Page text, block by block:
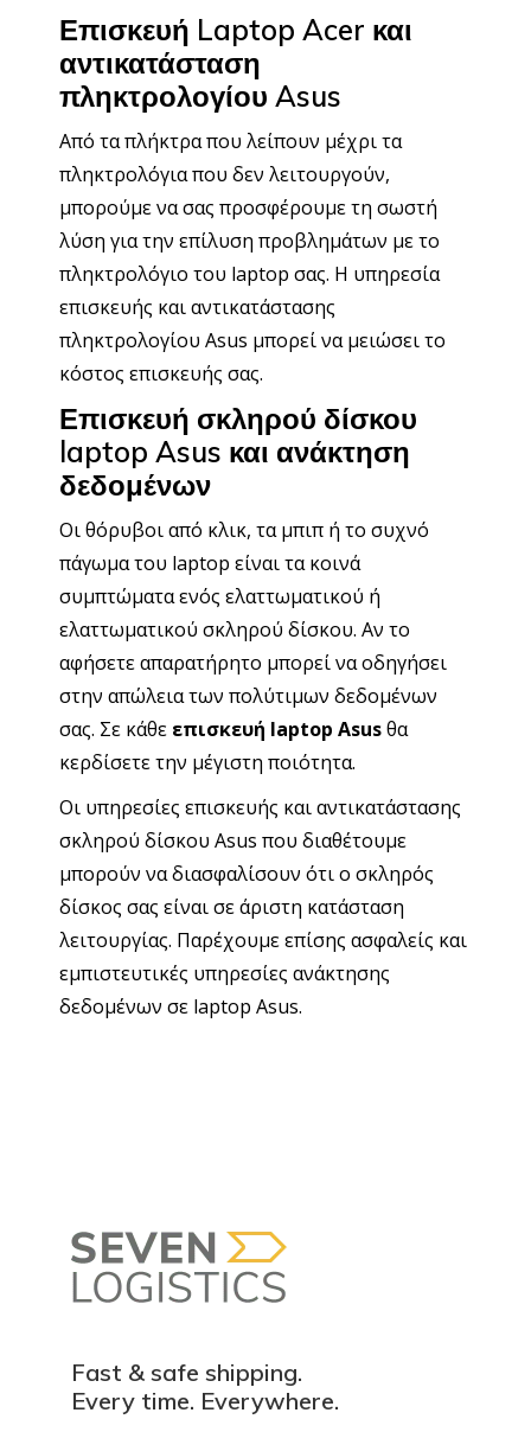
Επισκευή Laptop Acer και
αντικατάσταση
πληκτρολογίου Asus
Από τα πλήκτρα που λείπουν μέχρι τα
πληκτρολόγια που δεν λειτουργούν,
μπορούμε να σας προσφέρουμε τη σωστή
λύση για την επίλυση προβλημάτων με το
πληκτρολόγιο του laptop σας. Η υπηρεσία
επισκευής και αντικατάστασης
πληκτρολογίου Asus μπορεί να μειώσει το
κόστος επισκευής σας.
Επισκευή σκληρού δίσκου
laptop Asus και ανάκτηση
δεδομένων
Οι θόρυβοι από κλικ, τα μπιπ ή το συχνό
πάγωμα του laptop είναι τα κοινά
συμπτώματα ενός ελαττωματικού ή
ελαττωματικού σκληρού δίσκου. Αν το
αφήσετε απαρατήρητο μπορεί να οδηγήσει
στην απώλεια των πολύτιμων δεδομένων
σας. Σε κάθε επισκευή laptop Asusθα
κερδίσετε την μέγιστη ποιότητα.
Οι υπηρεσίες επισκευής και αντικατάστασης
σκληρού δίσκου Asus που διαθέτουμε
μπορούν να διασφαλίσουν ότι ο σκληρός
δίσκος σας είναι σε άριστη κατάσταση
λειτουργίας. Παρέχουμε επίσης ασφαλείς και
εμπιστευτικές υπηρεσίες ανάκτησης
δεδομένων σε laptop Asus.
Fast & safe shipping.
Every time. Everywhere.